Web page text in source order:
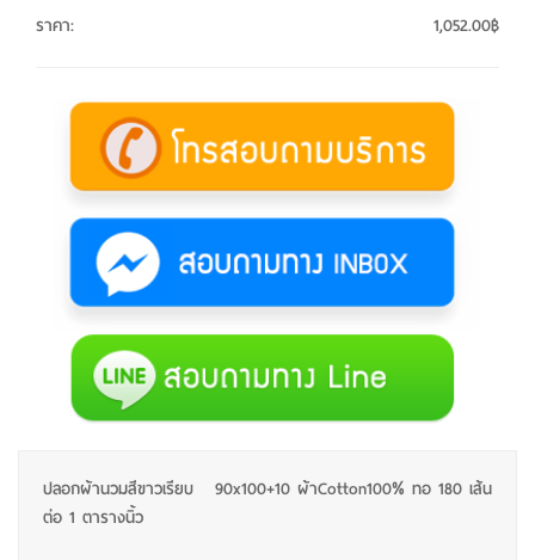
ราคา: 1,052.00฿
ปลอกผ้านวมสีขาวเรียบ 90x100+10 ผ้าCotton100% ทอ 180 เส้น
ต่อ 1 ตารางนิ้ว